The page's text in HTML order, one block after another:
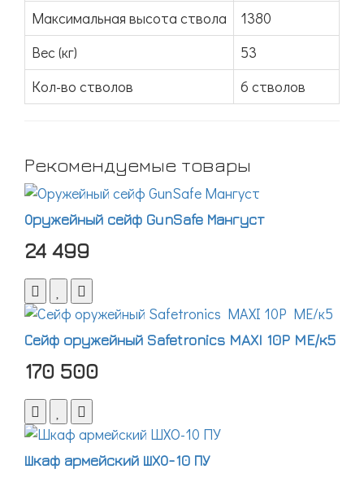
Максимальная высота ствола
1380
Вес (кг)
53
Кол-во стволов
6 стволов
Рекомендуемые товары
Оружейный сейф GunSafe Мангуст
24 499
Сейф оружейный Safetronics MAXI 10P ME/к5
170 500
Шкаф армейский ШХО-10 ПУ